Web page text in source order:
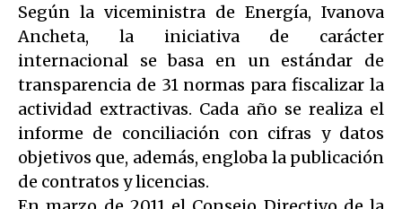
Según la viceministra de Energía, Ivanova
Ancheta, la iniciativa de carácter
internacional se basa en un estándar de
transparencia de 31 normas para fiscalizar la
actividad extractivas. Cada año se realiza el
informe de conciliación con cifras y datos
objetivos que, además, engloba la publicación
de contratos y licencias.